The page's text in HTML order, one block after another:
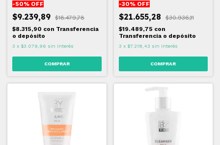
-50% OFF
$9.239,89
$18.479,78
$8.315,90 con Transferencia
o depósito
3 x $3.079,96 sin interés
-30% OFF
$21.655,28
$30.936,11
$19.489,75 con
Transferencia o depósito
3 x $7.218,43 sin interés